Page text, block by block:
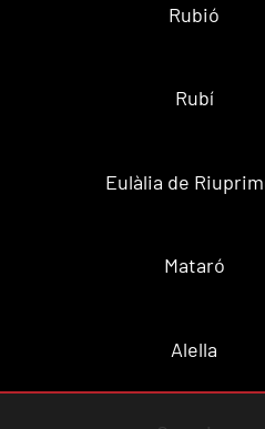
Rubió
Rubí
Eulàlia de
Mataró
Alella